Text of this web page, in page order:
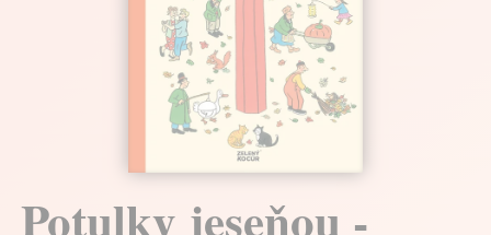
Potulky jeseňou -